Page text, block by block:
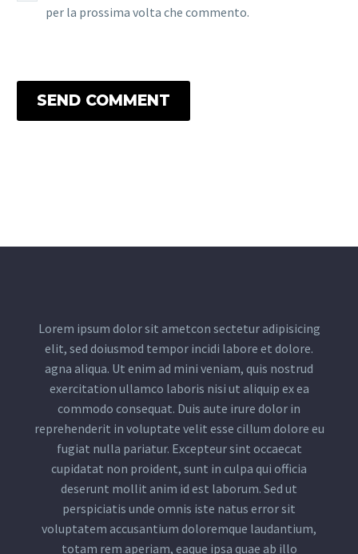
per la prossima volta che commento.
SEND COMMENT
Lorem ipsum dolor sit ametcon sectetur adipisicing
elit, sed doiusmod tempor incidi labore et dolore.
agna aliqua. Ut enim ad mini veniam, quis nostrud
exercitation ullamco laboris nisi ut aliquip ex ea
commodo consequat. Duis aute irure dolor in
reprehenderit in voluptate velit esse cillum dolore eu
fugiat nulla pariatur. Excepteur sint occaecat
cupidatat non proident, sunt in culpa qui officia
deserunt mollit anim id est laborum. Sed ut
perspiciatis unde omnis iste natus error sit
voluptatem accusantium doloremque laudantium,
totam rem aperiam, eaque ipsa quae ab illo